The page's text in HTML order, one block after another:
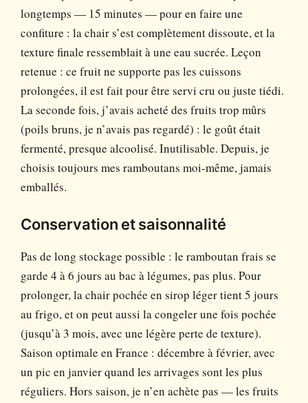
longtemps — 15 minutes — pour en faire une
confiture : la chair s’est complètement dissoute, et la
texture finale ressemblait à une eau sucrée. Leçon
retenue : ce fruit ne supporte pas les cuissons
prolongées, il est fait pour être servi cru ou juste tiédi.
La seconde fois, j’avais acheté des fruits trop mûrs
(poils bruns, je n’avais pas regardé) : le goût était
fermenté, presque alcoolisé. Inutilisable. Depuis, je
choisis toujours mes ramboutans moi-même, jamais
emballés.
Conservation et saisonnalité
Pas de long stockage possible : le ramboutan frais se
garde 4 à 6 jours au bac à légumes, pas plus. Pour
prolonger, la chair pochée en sirop léger tient 5 jours
au frigo, et on peut aussi la congeler une fois pochée
(jusqu’à 3 mois, avec une légère perte de texture).
Saison optimale en France : décembre à février, avec
un pic en janvier quand les arrivages sont les plus
réguliers. Hors saison, je n’en achète pas — les fruits